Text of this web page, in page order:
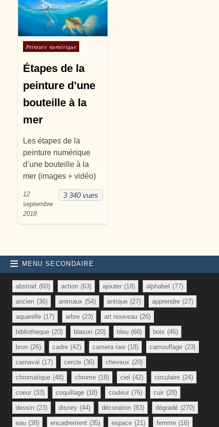
Posté dans
Peinture numérique
Étapes de la
peinture d’une
bouteille à la
mer
Les étapes de la
peinture numérique
d’une bouteille à la
mer (images + vidéo)
3 340 vues
12
septembre
2018
MENU SECONDAIRE
abstrait (60) action (63) ajouter (18) alphabet (77)
ancien (36) animaux (54) antique (27) apprendre (27)
aquarelle (17) arbre (23) art nouveau (26)
bibliotheque (20) blason (20) bleu (68) bois (46)
brun (26) cadre (42) camera raw (18) camouflage (23)
carnaval (17) cercle (36) cheveux (20)
chromatique (48) chrome (18) ciel (42) circulaire (24)
coeur (33) coquillage (18) couleur (76) cuir (28)
dessin (23) disney (44) décoration (83) dégradé (270)
eau (38) encadrement (35) espace (21) femme (16)